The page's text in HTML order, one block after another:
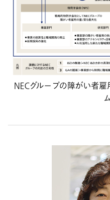
NECグループの障がい者